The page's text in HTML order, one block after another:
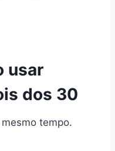
usar
dos 30
tempo.